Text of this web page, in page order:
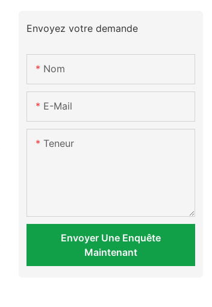
Envoyez votre demande
Nom
E-Mail
Teneur
Envoyer Une Enquête
Maintenant